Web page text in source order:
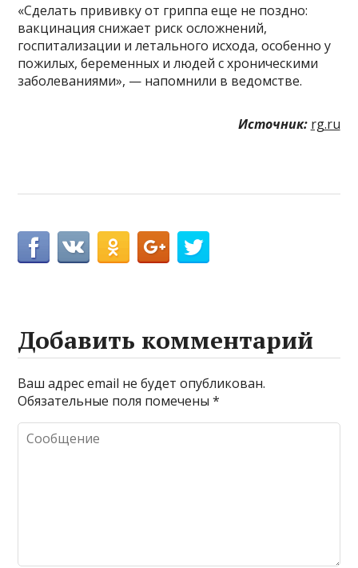
«Сделать прививку от гриппа еще не поздно:
вакцинация снижает риск осложнений,
госпитализации и летального исхода, особенно у
пожилых, беременных и людей с хроническими
заболеваниями», — напомнили в ведомстве.
Источник: rg.ru
Добавить комментарий
Ваш адрес email не будет опубликован.
Обязательные поля помечены*